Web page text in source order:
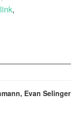
,
Evan Selinger